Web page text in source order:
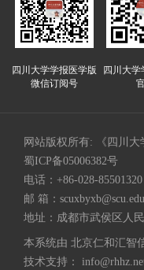
四川大学学报医学版
微信订阅号
四川大学
网站版权所有: 《四川
蜀ICP备05006382号
电话：+86-028-
邮 箱：
地址：成都市武侯区人
本系统由 北京仁和汇智
技术支持：